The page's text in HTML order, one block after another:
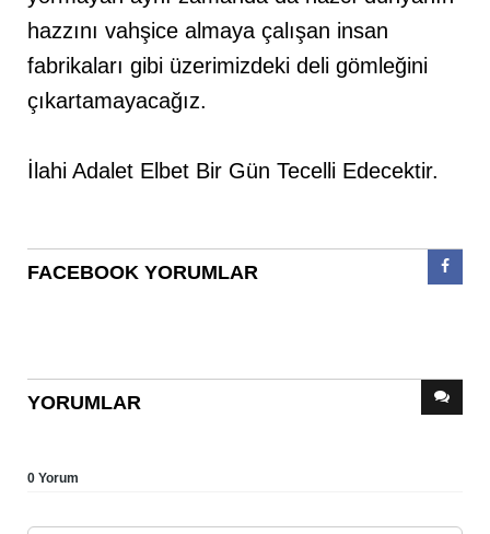
hazzını vahşice almaya çalışan insan
fabrikaları gibi üzerimizdeki deli gömleğini
çıkartamayacağız.
İlahi Adalet Elbet Bir Gün Tecelli Edecektir.
FACEBOOK YORUMLAR
YORUMLAR
0 Yorum